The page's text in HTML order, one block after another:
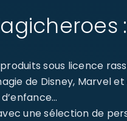
sous licence
de Disney, Marvel
une sélection de